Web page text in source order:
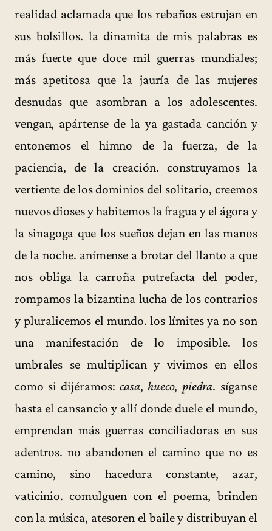
realidad aclamada que los rebaños estrujan en
sus bolsillos. la dinamita de mis palabras es
más fuerte que doce mil guerras mundiales;
más apetitosa que la jauría de las mujeres
desnudas que asombran a los adolescentes.
vengan, apártense de la ya gastada canción y
entonemos el himno de la fuerza, de la
paciencia, de la creación. construyamos la
vertiente de los dominios del solitario, creemos
nuevos dioses y habitemos la fragua y el ágora y
la sinagoga que los sueños dejan en las manos
de la noche. anímense a brotar del llanto a que
nos obliga la carroña putrefacta del poder,
rompamos la bizantina lucha de los contrarios
y pluralicemos el mundo. los límites ya no son
una manifestación de lo imposible. los
umbrales se multiplican y vivimos en ellos
como si dijéramos: casa, hueco, piedra. síganse
hasta el cansancio y allí donde duele el mundo,
emprendan más guerras conciliadoras en sus
adentros. no abandonen el camino que no es
camino, sino hacedura constante, azar,
vaticinio. comulguen con el poema, brinden
con la música, atesoren el baile y distribuyan el